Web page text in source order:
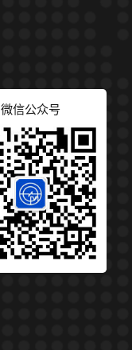
微信公众号